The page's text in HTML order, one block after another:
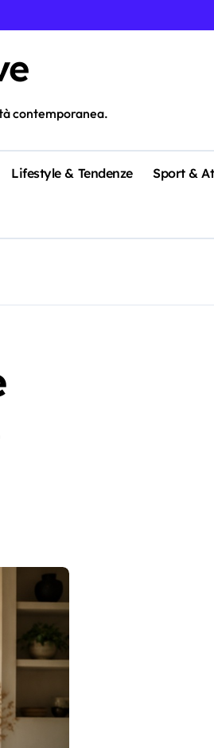
contemporanea.
Lifestyle & Tendenze Sport &